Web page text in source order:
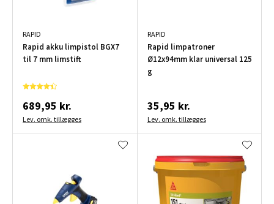
RAPID
Rapid akku limpistol BGX7
til 7 mm limstift
689,95 kr.
Lev. omk. tillægges
RAPID
Rapid limpatroner
Ø12x94mm klar universal 125
g
35,95 kr.
Lev. omk. tillægges